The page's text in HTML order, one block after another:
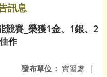
訊息
競賽_榮獲1金、1銀、2
作
發布單位： 實習處 |